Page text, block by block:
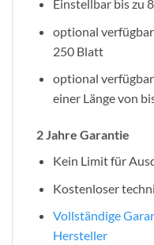
Einstellbar bis zu
optional
250 Blatt
optional
einer Länge von
2 Jahre Garantie
Kein Limit für
Kostenloser
Vollständige
Hersteller